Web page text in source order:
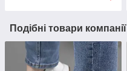
Подібні товари компанії